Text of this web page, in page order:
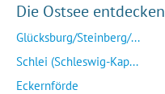
Die Ostsee entdecken
Glücksburg/Steinberg/...
Schlei (Schleswig-Kap...
Eckernförde